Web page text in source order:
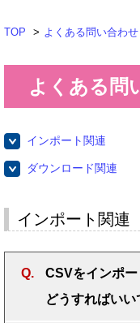
TOP よくある問い合わせ
よくある問
インポート関連
ダウンロード関連
インポート関連
CSVをインポ
どうすればいい